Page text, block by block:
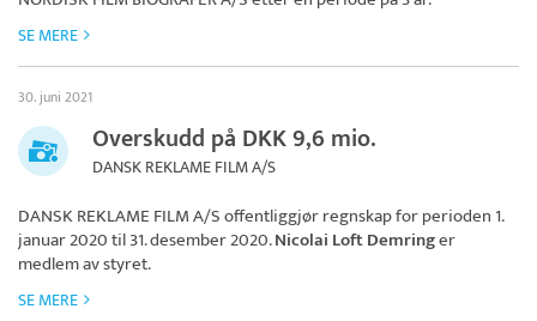
SE MERE
30. juni 2021
Overskudd på DKK 9,6 mio.
DANSK REKLAME FILM A/S
DANSK REKLAME FILM A/Soffentliggjør regnskap for perioden 1.
januar 2020 til 31. desember 2020.Nicolai Loft Demringer
medlem av styret.
SE MERE